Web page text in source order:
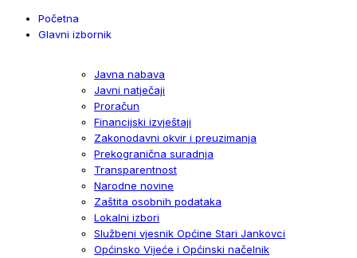
Početna
Glavni izbornik
Javna nabava
Javni natječaji
Proračun
Financijski izvještaji
Zakonodavni okvir i preuzimanja
Prekogranična suradnja
Transparentnost
Narodne novine
Zaštita osobnih podataka
Lokalni izbori
Službeni vjesnik Općine Stari Jankovci
Općinsko Vijeće i Općinski načelnik